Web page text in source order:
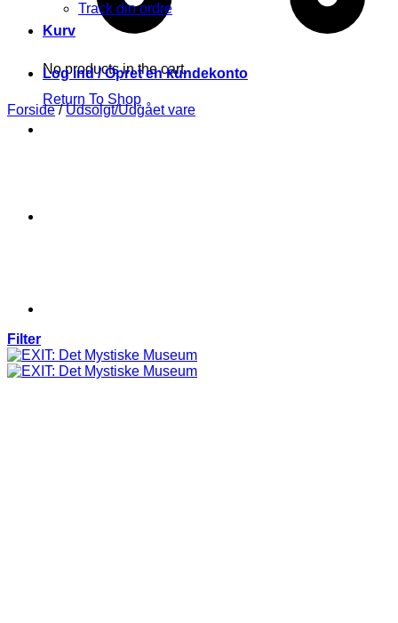
No products in the cart.
Return To Shop
Track din ordre
Kurv
Log ind / Opret en kundekonto
Forside / Udsolgt/Udgået vare
Filter